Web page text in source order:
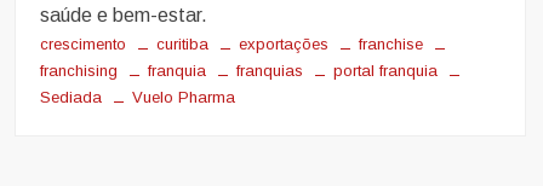
saúde e bem-estar.
crescimento curitiba exportações
franchise
franchising
franquia franquias
portal franquia
Sediada
Vuelo Pharma